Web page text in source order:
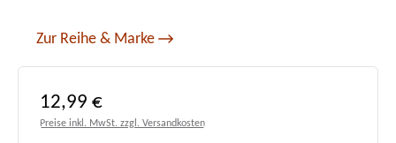
Zur Reihe & Marke
Regulärer Preis:
12,99 €
Preise inkl. MwSt. zzgl. Versandkosten